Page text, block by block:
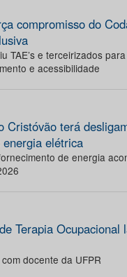
compromisso do
TAE’s e terceirizados
e acessibilidade
Cristóvão terá
elétrica
de energia
Terapia Ocupacional
docente da UFPR